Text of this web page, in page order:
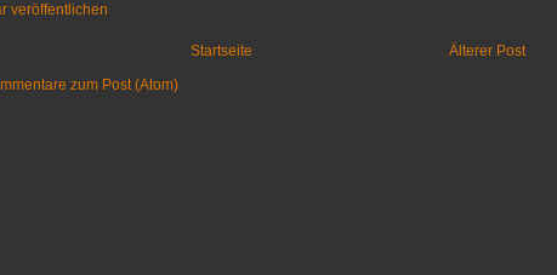
veröffentlichen
Älterer Post
Startseite
zum Post (Atom)